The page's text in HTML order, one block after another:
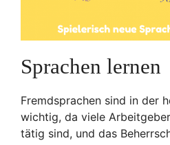
Sprachen lernen
Fremdsprachen sind in der
wichtig, da viele
tätig sind, und das